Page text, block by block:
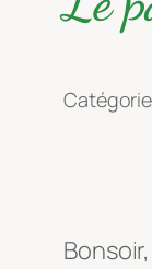
Bonsoir,